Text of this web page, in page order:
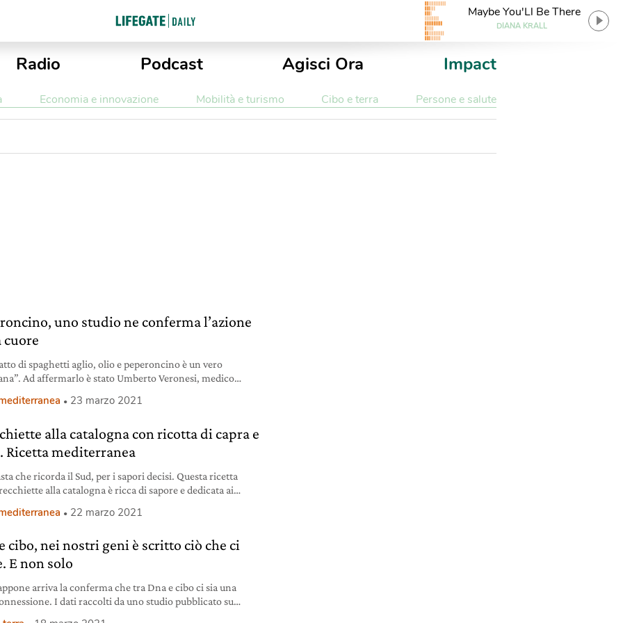
Maybe You'Ll Be There
DIANA KRALL
Radio Podcast Agisci Ora Impact
Economia e innovazione Mobilità e turismo Cibo e terra Persone e salute
uno studio ne conferma l’azione
cuore
di spaghetti aglio, olio e peperoncino è un vero
Ad affermarlo è stato Umberto Veronesi, medico
ricerca presentata dall’American Heart
tutti i dati sanitari e dietetici di oltre 570mila persone
negli Stati
23 marzo 2021
alla catalogna con ricotta di capra e
Ricetta mediterranea
che ricorda il Sud, per i sapori decisi. Questa ricetta
alla catalogna è ricca di sapore e dedicata ai
22 marzo 2021
cibo, nei nostri geni è scritto ciò che ci
E non solo
arriva la conferma che tra Dna e cibo ci sia una
I dati raccolti da uno studio pubblicato su